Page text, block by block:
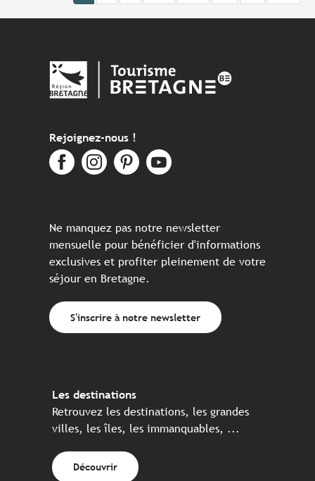
Rejoignez-nous !
Ne manquez pas notre newsletter
mensuelle pour bénéficier d'informations
exclusives et profiter pleinement de votre
séjour en Bretagne.
S'inscrire à notre newsletter
Les destinations
Retrouvez les destinations, les grandes
villes, les îles, les immanquables, ...
Découvrir